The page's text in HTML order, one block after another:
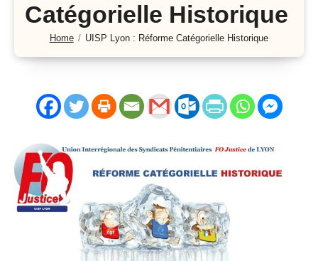
Catégorielle Historique
Home UISP Lyon : Réforme Catégorielle Historique